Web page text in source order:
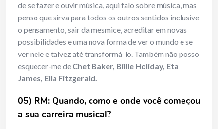
de se fazer e ouvir música, aqui falo sobre música, mas
penso que sirva para todos os outros sentidos inclusive
o pensamento, sair da mesmice, acreditar em novas
possibilidades e uma nova forma de ver o mundo e se
ver nele e talvez até transformá-lo. Também não posso
esquecer-me de Chet Baker, Billie Holiday, Eta
James, Ella Fitzgerald.
05) RM: Quando, como e onde você começou
a sua carreira musical?